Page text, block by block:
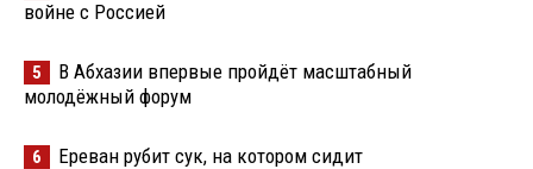
войне с Россией
5
В Абхазии впервые пройдёт масштабный
молодёжный форум
6 Ереван рубит сук, на котором сидит